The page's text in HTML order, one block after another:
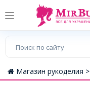
Магазин рукоделия >